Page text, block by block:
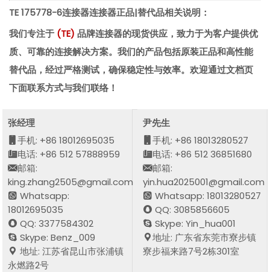
TE 175778-6连接器连接器正品|替代品相关说明：
我们专注于 (TE)品牌连接器的现货供应，致力于为客户提供优
质、可靠的连接解决方案。我们的产品包括原装正品和高性能
替代品，经过严格测试，确保稳定性与效率。欢迎通过文档页
下面联系方式与我们联络！
张经理
手机: +86 18012695035
电话: +86 512 57888959
邮箱:
king.zhang2505@gmail.com
Whatsapp:
18012695035
QQ: 3377584302
Skype: Benz_009
地址: 江苏省昆山市张浦镇
永燃路2号
尹先生
手机: +86 18013280527
电话: +86 512 36851680
邮箱:
yin.hua2025001@gmail.com
Whatsapp: 18013280527
QQ: 3085856605
Skype: Yin_hua001
地址: 广东省东莞市寮步镇
寮步福来路7号2栋301室